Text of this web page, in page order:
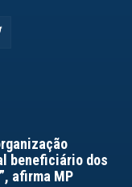
beneficiário dos
afirma MP